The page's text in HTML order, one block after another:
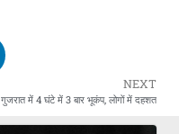
NEXT
गुजरात में 4 घंटे में 3 बार भूकंप, लोगों में दहशत